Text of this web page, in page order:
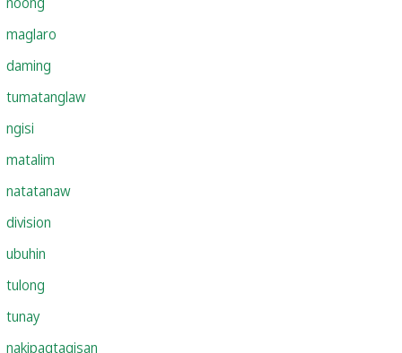
maglaro
daming
tumatanglaw
ngisi
matalim
natatanaw
division
ubuhin
tulong
tunay
nakipagtagisan